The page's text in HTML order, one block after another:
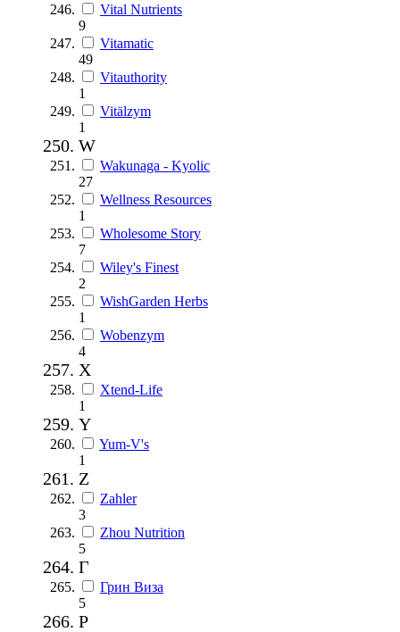
Vital Nutrients
9
Vitamatic
49
Vitauthority
1
Vitälzym
1
W
Wakunaga - Kyolic
27
Wellness Resources
1
Wholesome Story
7
Wiley's Finest
2
WishGarden Herbs
1
Wobenzym
4
X
Xtend-Life
1
Y
Yum-V's
1
Z
Zahler
3
Zhou Nutrition
5
Г
Грин Виза
5
Р